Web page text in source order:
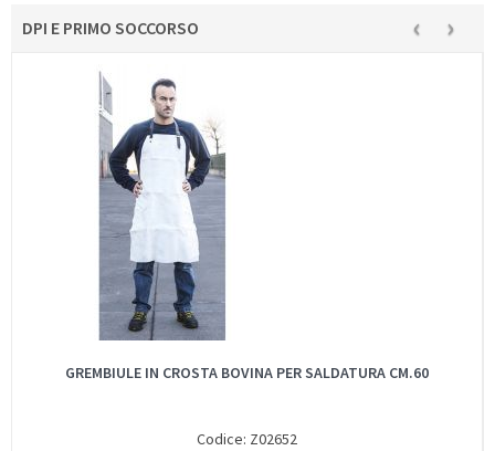
DPI E PRIMO SOCCORSO ‹ ›
GREMBIULE IN CROSTA BOVINA PER SALDATURA CM.60
Codice: Z02652